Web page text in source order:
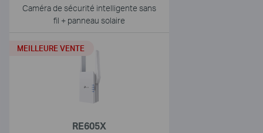
Caméra de sécurité intelligente sans
fil + panneau solaire
RE605X
MEILLEURE VENTE